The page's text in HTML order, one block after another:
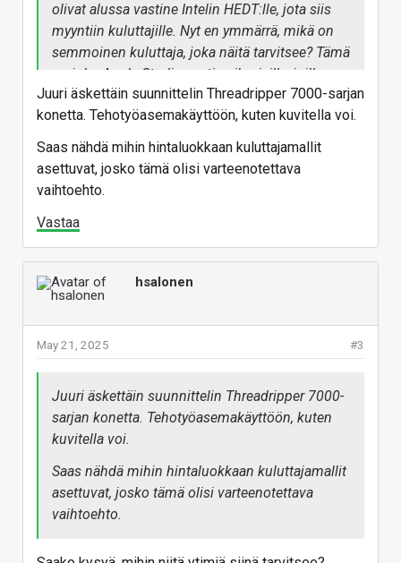
olivat alussa vastine Intelin HEDT:lle, jota siis
myyntiin kuluttajille. Nyt en ymmärrä, mikä on
semmoinen kuluttaja, joka näitä tarvitsee? Tämä
on joku Apple Studio vastine ihmisille, joilla on
halpaa sähköä ja koneellinen ilmanvaihto?
Juuri äskettäin suunnittelin Threadripper 7000-sarjan
konetta. Tehotyöasemakäyttöön, kuten kuvitella voi.
Saas nähdä mihin hintaluokkaan kuluttajamallit
asettuvat, josko tämä olisi varteenotettava
vaihtoehto.
Vastaa
hsalonen
#3
May 21, 2025
Juuri äskettäin suunnittelin Threadripper 7000-
sarjan konetta. Tehotyöasemakäyttöön, kuten
kuvitella voi.
Saas nähdä mihin hintaluokkaan kuluttajamallit
asettuvat, josko tämä olisi varteenotettava
vaihtoehto.